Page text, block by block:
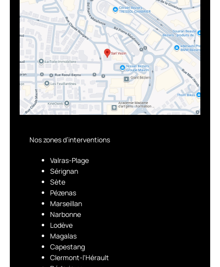
Nos zones d’interventions
Valras-Plage
Sérignan
Sète
Pézenas
Marseillan
Narbonne
Lodève
Magalas
Capestang
Clermont-l'Hérault